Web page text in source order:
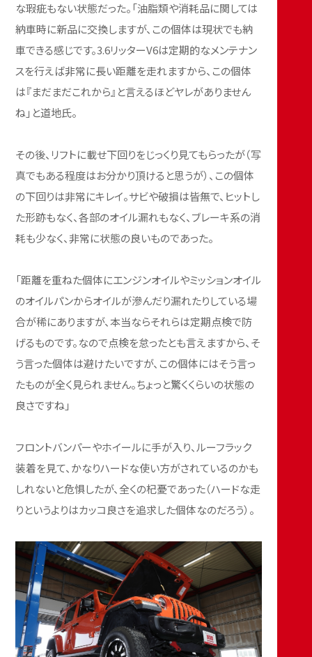
な瑕疵もない状態だった。「油脂類や消耗品に関しては
納車時に新品に交換しますが、この個体は現状でも納
車できる感じです。3.6リッターV6は定期的なメンテナン
スを行えば非常に長い距離を走れますから、この個体
は『まだまだこれから』と言えるほどヤレがありません
ね」と道地氏。
その後、リフトに載せ下回りをじっくり見てもらったが（写
真でもある程度はお分かり頂けると思うが）、この個体
の下回りは非常にキレイ。サビや破損は皆無で、ヒットし
た形跡もなく、各部のオイル漏れもなく、ブレーキ系の消
耗も少なく、非常に状態の良いものであった。
「距離を重ねた個体にエンジンオイルやミッションオイル
のオイルパンからオイルが滲んだり漏れたりしている場
合が稀にありますが、本当ならそれらは定期点検で防
げるものです。なので点検を怠ったとも言えますから、そ
う言った個体は避けたいですが、この個体にはそう言っ
たものが全く見られません。ちょっと驚くくらいの状態の
良さですね」
フロントバンパーやホイールに手が入り、ルーフラック
装着を見て、かなりハードな使い方がされているのかも
しれないと危惧したが、全くの杞憂であった（ハードな走
りというよりはカッコ良さを追求した個体なのだろう）。